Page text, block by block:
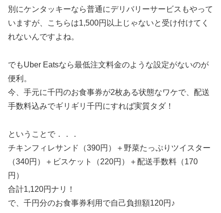
別にケンタッキーなら普通にデリバリーサービスもやって
いますが、こちらは1,500円以上じゃないと受け付けてく
れないんですよね。
でもUber Eatsなら最低注文料金のような設定がないのが
便利。
今、手元に千円のお食事券が2枚ある状態なワケで、配送
手数料込みでギリギリ千円にすれば実質タダ！
ということで．．．
チキンフィレサンド（390円）＋野菜たっぷりツイスター
（340円）＋ビスケット（220円）＋配送手数料（170
円）
合計1,120円ナリ！
で、千円分のお食事券利用で自己負担額120円♪